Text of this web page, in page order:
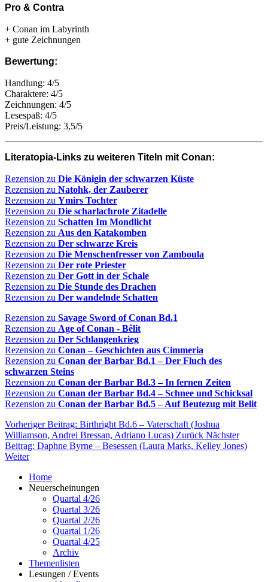
Pro & Contra
+ Conan im Labyrinth
+ gute Zeichnungen
Bewertung:
Handlung: 4/5
Charaktere: 4/5
Zeichnungen: 4/5
Lesespaß: 4/5
Preis/Leistung: 3,5/5
Literatopia-Links zu weiteren Titeln mit Conan:
Rezension zu Die Königin der schwarzen Küste
Rezension zu Natohk, der Zauberer
Rezension zu Ymirs Tochter
Rezension zu Die scharlachrote Zitadelle
Rezension zu Schatten Im Mondlicht
Rezension zu Aus den Katakomben
Rezension zu Der schwarze Kreis
Rezension zu Die Menschenfresser von Zamboula
Rezension zu Der rote Priester
Rezension zu Der Gott in der Schale
Rezension zu Die Stunde des Drachen
Rezension zu Der wandelnde Schatten
Rezension zu Savage Sword of Conan Bd.1
Rezension zu Age of Conan - Bêlit
Rezension zu Der Schlangenkrieg
Rezension zu Conan – Geschichten aus Cimmeria
Rezension zu Conan der Barbar Bd.1 – Der Fluch des
schwarzen Steins
Rezension zu Conan der Barbar Bd.3 – In fernen Zeiten
Rezension zu Conan der Barbar Bd.4 – Schnee und Schicksal
Rezension zu Conan der Barbar Bd.5 – Auf Beutezug mit Belit
Vorheriger Beitrag: Birthright Bd.6 – Vaterschaft (Joshua
Williamson, Andrei Bressan, Adriano Lucas) Zurück Nächster
Beitrag: Daphne Byrne – Besessen (Laura Marks, Kelley Jones)
Weiter
Home
Neuerscheinungen
Quartal 4/26
Quartal 3/26
Quartal 2/26
Quartal 1/26
Quartal 4/25
Archiv
Themenlisten
Lesungen / Events